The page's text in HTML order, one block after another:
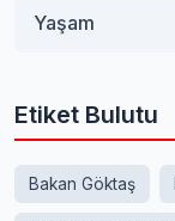
Yaşam
Etiket Bulutu
Bakan Göktaş